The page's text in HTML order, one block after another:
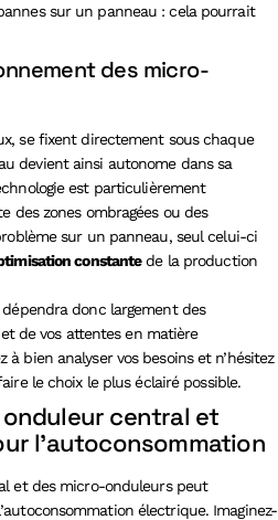
sur un panneau : cela pourrait
des micro-
se fixent directement sous chaque
devient ainsi autonome dans sa
est particulièrement
des zones ombragées ou des
sur un panneau, seul celui-ci
constantede la production
donc largement des
de vos attentes en matière
à bien analyser vos besoins et n’hésitez
le choix le plus éclairé possible.
central et
l’autoconsommation
et des micro-onduleurs peut
électrique. Imaginez-